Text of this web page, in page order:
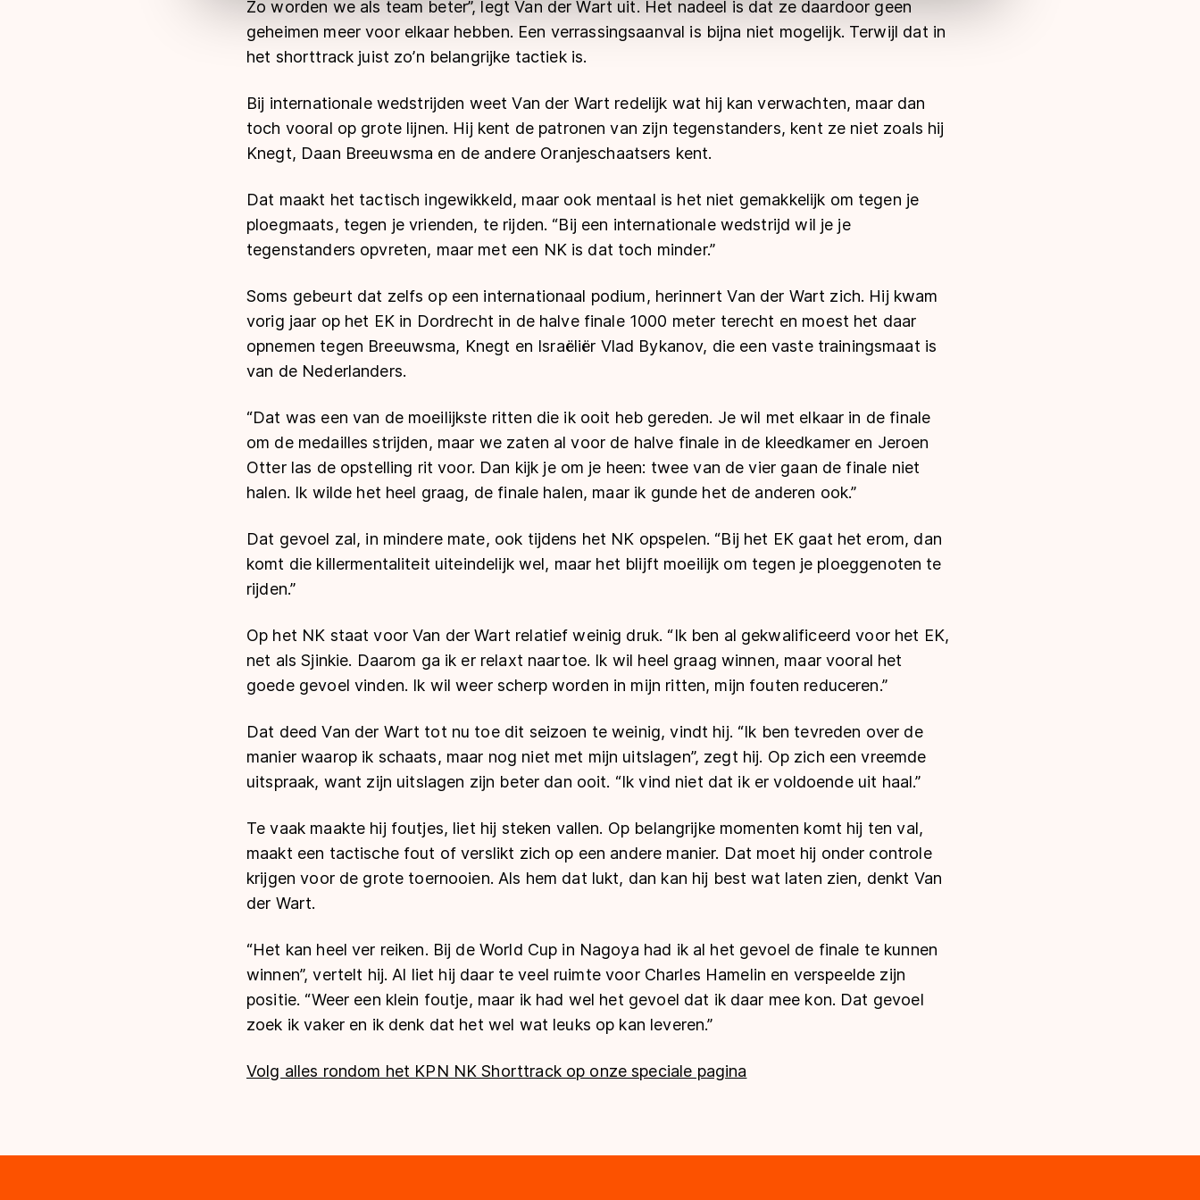
Zo worden we als team beter”, legt Van der Wart uit. Het nadeel is dat ze daardoor geen
geheimen meer voor elkaar hebben. Een verrassingsaanval is bijna niet mogelijk. Terwijl dat in
het shorttrack juist zo’n belangrijke tactiek is.
Bij internationale wedstrijden weet Van der Wart redelijk wat hij kan verwachten, maar dan
toch vooral op grote lijnen. Hij kent de patronen van zijn tegenstanders, kent ze niet zoals hij
Knegt, Daan Breeuwsma en de andere Oranjeschaatsers kent.
Dat maakt het tactisch ingewikkeld, maar ook mentaal is het niet gemakkelijk om tegen je
ploegmaats, tegen je vrienden, te rijden. “Bij een internationale wedstrijd wil je je
tegenstanders opvreten, maar met een NK is dat toch minder.”
Soms gebeurt dat zelfs op een internationaal podium, herinnert Van der Wart zich. Hij kwam
vorig jaar op het EK in Dordrecht in de halve finale 1000 meter terecht en moest het daar
opnemen tegen Breeuwsma, Knegt en Israëliër Vlad Bykanov, die een vaste trainingsmaat is
van de Nederlanders.
“Dat was een van de moeilijkste ritten die ik ooit heb gereden. Je wil met elkaar in de finale
om de medailles strijden, maar we zaten al voor de halve finale in de kleedkamer en Jeroen
Otter las de opstelling rit voor. Dan kijk je om je heen: twee van de vier gaan de finale niet
halen. Ik wilde het heel graag, de finale halen, maar ik gunde het de anderen ook.”
Dat gevoel zal, in mindere mate, ook tijdens het NK opspelen. “Bij het EK gaat het erom, dan
komt die killermentaliteit uiteindelijk wel, maar het blijft moeilijk om tegen je ploeggenoten te
rijden.”
Op het NK staat voor Van der Wart relatief weinig druk. “Ik ben al gekwalificeerd voor het EK,
net als Sjinkie. Daarom ga ik er relaxt naartoe. Ik wil heel graag winnen, maar vooral het
goede gevoel vinden. Ik wil weer scherp worden in mijn ritten, mijn fouten reduceren.”
Dat deed Van der Wart tot nu toe dit seizoen te weinig, vindt hij. “Ik ben tevreden over de
manier waarop ik schaats, maar nog niet met mijn uitslagen”, zegt hij. Op zich een vreemde
uitspraak, want zijn uitslagen zijn beter dan ooit. “Ik vind niet dat ik er voldoende uit haal.”
Te vaak maakte hij foutjes, liet hij steken vallen. Op belangrijke momenten komt hij ten val,
maakt een tactische fout of verslikt zich op een andere manier. Dat moet hij onder controle
krijgen voor de grote toernooien. Als hem dat lukt, dan kan hij best wat laten zien, denkt Van
der Wart.
“Het kan heel ver reiken. Bij de World Cup in Nagoya had ik al het gevoel de finale te kunnen
winnen”, vertelt hij. Al liet hij daar te veel ruimte voor Charles Hamelin en verspeelde zijn
positie. “Weer een klein foutje, maar ik had wel het gevoel dat ik daar mee kon. Dat gevoel
zoek ik vaker en ik denk dat het wel wat leuks op kan leveren.”
Volg alles rondom het KPN NK Shorttrack op onze speciale pagina